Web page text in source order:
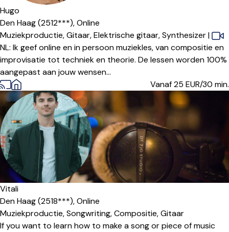
Hugo
Den Haag (2512***),Online
Muziekproductie,Gitaar,Elektrische gitaar,Synthesizer|
NL: Ik geef online en in persoon muziekles, van compositie en
improvisatie tot techniek en theorie. De lessen worden 100%
aangepast aan jouw wensen...
Vanaf 25 EUR/30 min.
Vitali
Den Haag (2518***),Online
Muziekproductie,Songwriting,Compositie,Gitaar
If you want to learn how to make a song or piece of music